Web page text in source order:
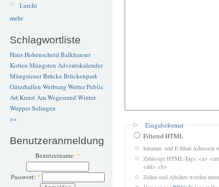
Lurchi
mehr
Schlagwortliste
Haus Hohenscheid Balkhauser
Kotten Müngsten Adventskalender
Müngstener BrückeBrückenpark
Güterhallen Werbung WetterPublic
ArtKunstAm Wegesrand Winter
WupperSolingen
>>
Benutzeranmeldung
Benutzername: *
Passwort: *
Eingabeformat
Filtered HTML
Internet- und E-Mail-Adressen
Zulässige HTML-Tags: <a>
<dd> <b>
Zeilen und Absätze werden